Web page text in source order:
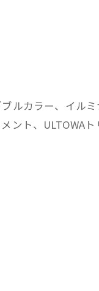
ルカラー、イル
ント、ULTOWA